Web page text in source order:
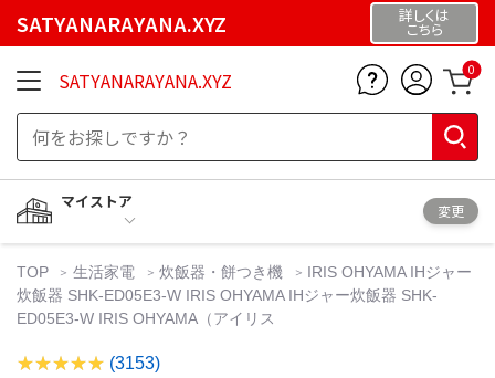
SATYANARAYANA.XYZ 詳しくは
こちら
SATYANARAYANA.XYZ 0
マイストア
変更
TOP 生活家電 炊飯器・餅つき機
IRIS OHYAMA IHジャー
炊飯器 SHK-ED05E3-W IRIS OHYAMA IHジャー炊飯器 SHK-
ED05E3-W IRIS OHYAMA（アイリス
(3153)